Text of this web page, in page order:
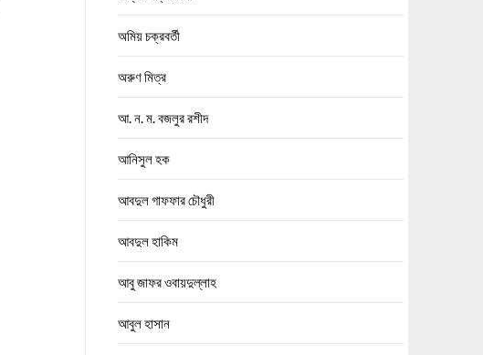
অমিয় চক্রবর্তী
অরুণ মিত্র
আ. ন. ম. বজলুর রশীদ
আনিসুল হক
আবদুল গাফফার চৌধুরী
আবদুল হাকিম
আবু জাফর ওবায়দুল্লাহ
আবুল হাসান